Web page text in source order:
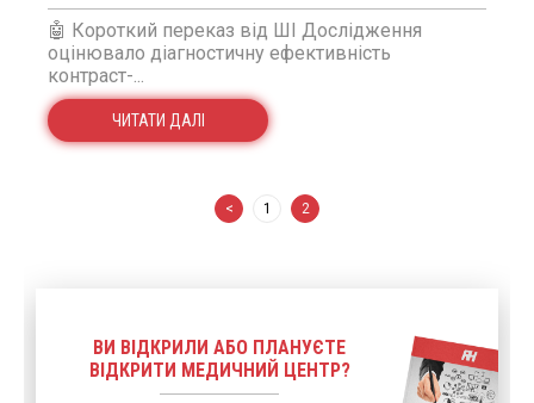
🤖 Короткий переказ від ШІ Дослідження
оцінювало діагностичну ефективність
контраст-...
ЧИТАТИ ДАЛІ
< 1 2
ВИ ВІДКРИЛИ АБО ПЛАНУЄТЕ
ВІДКРИТИ МЕДИЧНИЙ ЦЕНТР?